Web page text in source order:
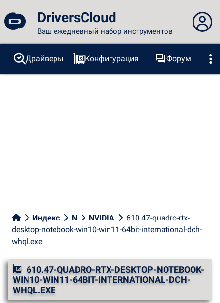
DriversCloud
Ваш ежедневный набор инструментов
Вы не вошли в систему...
Вход на сайт
Драйверы Конфигурация
Форум
Зонды
BSOD Инструменты
Индекс N NVIDIA
610.47-quadro-rtx-
desktop-notebook-win10-win11-64bit-international-dch-
whql.exe
610.47-QUADRO-RTX-DESKTOP-NOTEBOOK-
WIN10-WIN11-64BIT-INTERNATIONAL-DCH-
WHQL.EXE